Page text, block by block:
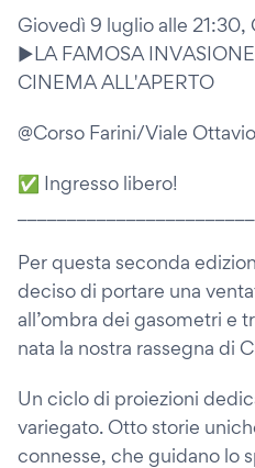
Giovedì 9 luglio alle 21:30,
►LA FAMOSA INVASIONE
CINEMA ALL'APERTO
@Corso Farini/Viale
✅ Ingresso libero!
Per questa seconda
deciso di portare una
all’ombra dei gasometri e
nata la nostra rassegna di
Un ciclo di proiezioni
variegato. Otto storie
connesse, che guidano lo